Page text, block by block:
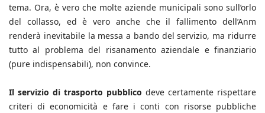
tema. Ora, è vero che molte aziende municipali sono sull’orlo
del collasso, ed è vero anche che il fallimento dell’Anm
renderà inevitabile la messa a bando del servizio, ma ridurre
tutto al problema del risanamento aziendale e finanziario
(pure indispensabili), non convince.
Il servizio di trasporto pubblico deve certamente rispettare
criteri di economicità e fare i conti con risorse pubbliche